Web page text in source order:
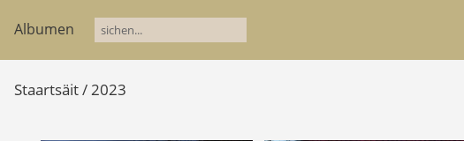
Albumen
Staartsäit/2023